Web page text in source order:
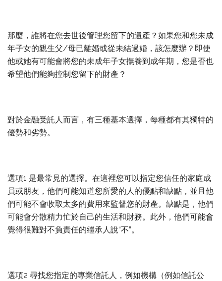
那麼，誰將在您去世後管理您留下的遺產？如果您和您未成
年子女的親生父/母已離婚或從未結過婚，該怎麼辦？即使
他或她有可能會將您的未成年子女撫養到成年期，您是否也
希望他們能夠控制您留下的財產？
對於金融受託人而言，有三種基本選擇，每種都有其獨特的
優勢和劣勢。
選項1 是最常見的選擇。在這裡您可以指定您信任的家庭成
員或朋友，他們可能知道您所愛的人的優點和缺點，並且他
們可能不會收取太多的費用來監督您的財產。缺點是，他們
可能會分散精力忙於自己的生活和財務。此外，他們可能會
覺得很難對不負責任的繼承人說“不”。
選項2 尋找您指定的專業信託人，例如機構（例如信託公